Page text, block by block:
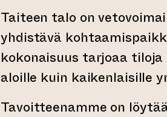
Taiteen talo on
yhdistävä
kokonaisuus tarjoaa
aloille kuin kaikenlaisille
Tavoitteenamme on